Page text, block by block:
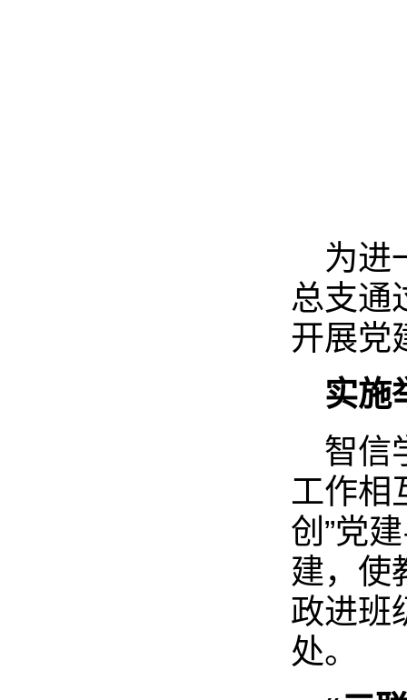
为进
总支通
开展党
实施
智信
工作相
创”党
建，使
政进班
处。